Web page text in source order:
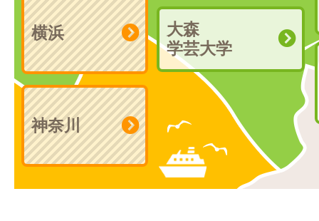
神奈川
大森
学芸大学
横浜